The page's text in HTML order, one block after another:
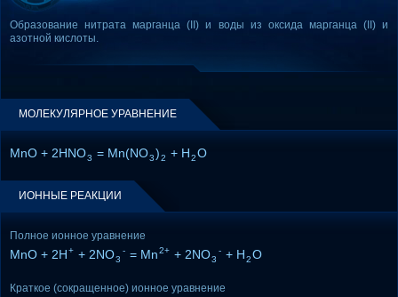
Образование нитрата марганца (II) и воды из оксида марганца (II) и
азотной кислоты.
МОЛЕКУЛЯРНОЕ УРАВНЕНИЕ
MnO + 2HNO3 = Mn(NO3)2 + H2O
ИОННЫЕ РЕАКЦИИ
Полное ионное уравнение
MnO + 2H+ + 2NO3
- = Mn2+ + 2NO3
- + H2O
Краткое (сокращенное) ионное уравнение